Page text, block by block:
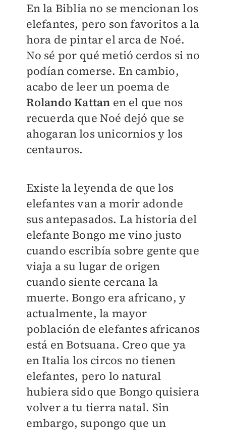
En la Biblia no se mencionan los
elefantes, pero son favoritos a la
hora de pintar el arca de Noé.
No sé por qué metió cerdos si no
podían comerse. En cambio,
acabo de leer un poema de
Rolando Kattan en el que nos
recuerda que Noé dejó que se
ahogaran los unicornios y los
centauros.
Existe la leyenda de que los
elefantes van a morir adonde
sus antepasados. La historia del
elefante Bongo me vino justo
cuando escribía sobre gente que
viaja a su lugar de origen
cuando siente cercana la
muerte. Bongo era africano, y
actualmente, la mayor
población de elefantes africanos
está en Botsuana. Creo que ya
en Italia los circos no tienen
elefantes, pero lo natural
hubiera sido que Bongo quisiera
volver a tu tierra natal. Sin
embargo, supongo que un